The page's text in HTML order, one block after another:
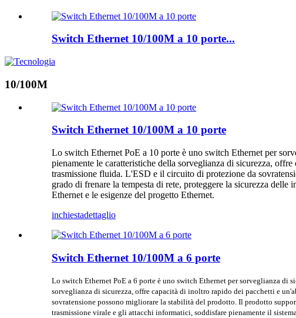
Switch Ethernet 10/100M a 10 porte...
10/100M
Switch Ethernet 10/100M a 10 porte
Lo switch Ethernet PoE a 10 porte è uno switch Ethernet per
pienamente le caratteristiche della sorveglianza di sicurezza,
trasmissione fluida. L'ESD e il circuito di protezione da
grado di frenare la tempesta di rete, proteggere la sicurezza
Ethernet e le esigenze del progetto Ethernet.
inchiestadettaglio
Switch Ethernet 10/100M a 6 porte
Lo switch Ethernet PoE a 6 porte è uno switch Ethernet per sorveglianza di
sorveglianza di sicurezza, offre capacità di inoltro rapido dei pacchetti e
sovratensione possono migliorare la stabilità del prodotto. Il prodotto
trasmissione virale e gli attacchi informatici, soddisfare pienamente il